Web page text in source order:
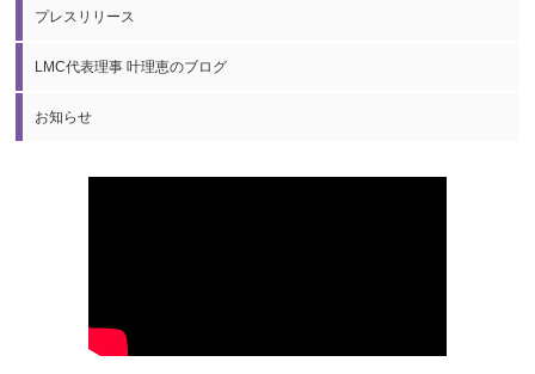
プレスリリース
LMC代表理事 叶理恵のブログ
お知らせ